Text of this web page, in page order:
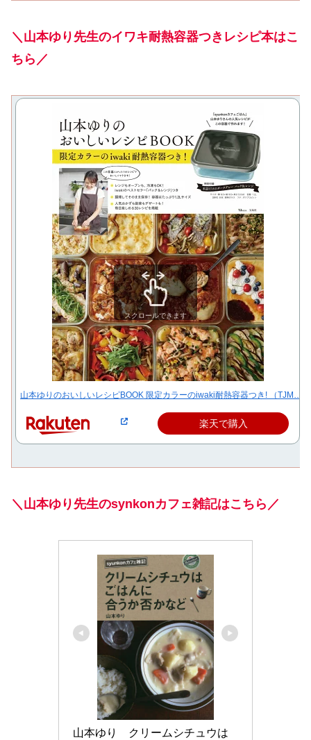
＼山本ゆり先生のイワキ耐熱容器つきレシピ本はこ
ちら／
山本ゆりのおいしいレシピBOOK 限定カラーのiwaki耐熱容器つき! （TJM…
楽天で購入
スクロールできます
＼山本ゆり先生のsynkonカフェ雑記はこちら／
山本ゆり　クリームシチュウは